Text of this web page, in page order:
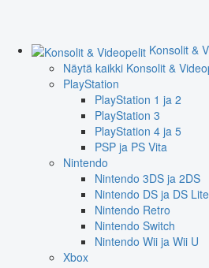
Konsolit &
Näytä kaikki Konsolit &
PlayStation
PlayStation 1 ja 2
PlayStation 3
PlayStation 4 ja 5
PSP ja PS Vita
Nintendo
Nintendo 3DS ja 2DS
Nintendo DS ja DS Lite
Nintendo Retro
Nintendo Switch
Nintendo Wii ja Wii U
Xbox